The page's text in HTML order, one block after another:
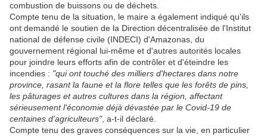
combustion de buissons ou de déchets.
Compte tenu de la situation, le maire a également indiqué qu'ils
ont demandé le soutien de la Direction décentralisée de l'Institut
national de défense civile (INDECI) d'Amazonas, du
gouvernement régional lui-même et d'autres autorités locales
pour joindre leurs efforts afin de contrôler et d'éteindre les
incendies : "qui ont touché des milliers d'hectares dans notre
province, rasant la faune et la flore telles que les forêts de pins,
les pâturages et autres cultures dans la région, affectant
sérieusement l'économie déjà dévastée par le Covid-19 de
centaines d'agriculteurs", a-t-il déclaré.
Compte tenu des graves conséquences sur la vie, en particulier